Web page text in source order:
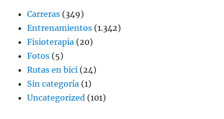
Carreras (349)
Entrenamientos (1.342)
Fisioterapia (20)
Fotos (5)
Rutas en bici (24)
Sin categoría (1)
Uncategorized (101)